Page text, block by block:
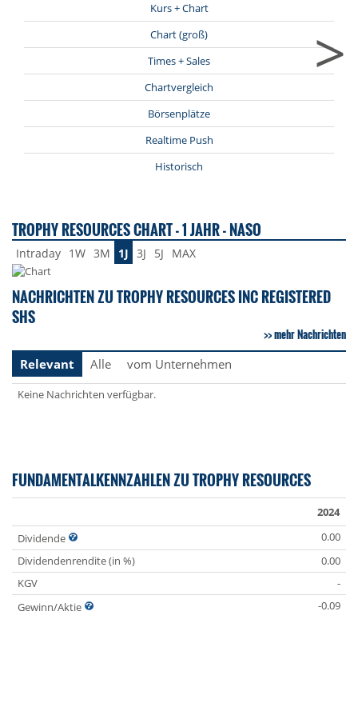
Kurs + Chart
Chart (groß)
Times + Sales
Chartvergleich
Börsenplätze
Realtime Push
Historisch
>
TROPHY RESOURCES CHART - 1 JAHR - NASO
Intraday 1W 3M 1J 3J 5J MAX
NACHRICHTEN ZU TROPHY RESOURCES INC REGISTERED
SHS
mehr Nachrichten
Relevant
Alle vom Unternehmen
Keine Nachrichten verfügbar.
FUNDAMENTALKENNZAHLEN ZU TROPHY RESOURCES
2024
Dividende
0.00
Dividendenrendite (in %)
0.00
KGV
-
Gewinn/Aktie
-0.09